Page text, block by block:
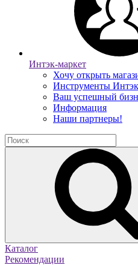
Интэк-маркет
Хочу открыть
Инструменты
Ваш успешный
Информация
Наши партнеры!
Каталог
Рекомендации